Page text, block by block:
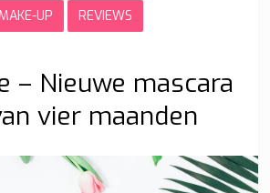
UP REVIEWS
– Nieuwe mascara
vier maanden